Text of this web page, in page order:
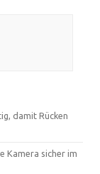
damit Rücken
Kamera sicher im